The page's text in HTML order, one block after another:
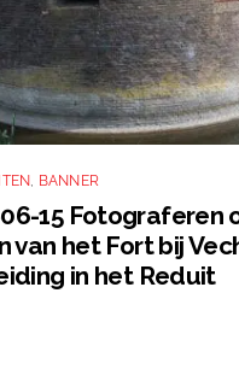
, BANNER
15 Fotograferen
van het Fort bij
in het Reduit